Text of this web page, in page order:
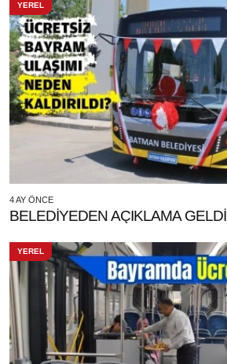
YEREL
4 AY ÖNCE
BELEDİYEDEN AÇIKLAMA GELDİ
YEREL